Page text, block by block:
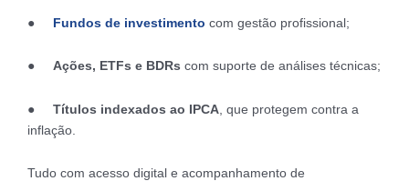
● Fundos de investimento com gestão profissional;
● Ações, ETFs e BDRs com suporte de análises técnicas;
● Títulos indexados ao IPCA , que protegem contra a
inflação.
Tudo com acesso digital e acompanhamento de